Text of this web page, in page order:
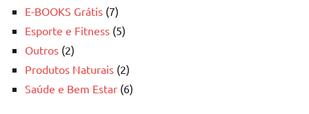
E-BOOKS Grátis (7)
Esporte e Fitness (5)
Outros (2)
Produtos Naturais (2)
Saúde e Bem Estar (6)